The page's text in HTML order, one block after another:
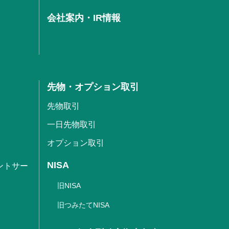
会社案内・IR情報
トサー
先物・オプション取引
先物取引
一日先物取引
オプション取引
NISA
旧NISA
旧つみたてNISA